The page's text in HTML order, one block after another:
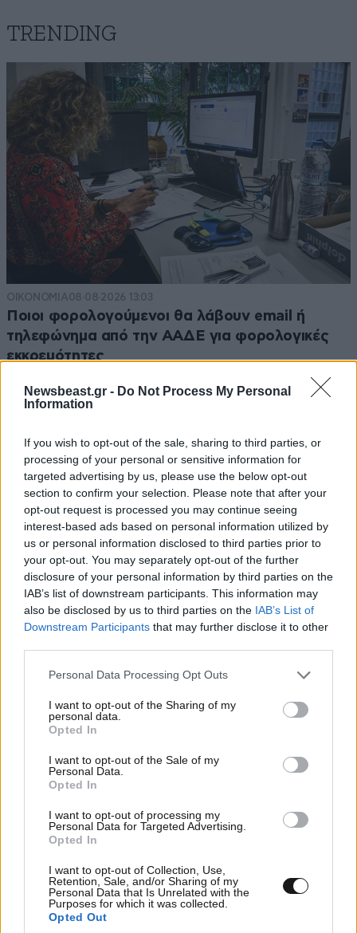
Newsbeast.gr - Do Not Process My Personal
Information
If you wish to opt-out of the sale, sharing to third parties, or
processing of your personal or sensitive information for
targeted advertising by us, please use the below opt-out
section to confirm your selection. Please note that after your
opt-out request is processed you may continue seeing
interest-based ads based on personal information utilized by
us or personal information disclosed to third parties prior to
your opt-out. You may separately opt-out of the further
disclosure of your personal information by third parties on the
IAB’s list of downstream participants. This information may
also be disclosed by us to third parties on the IAB’s List of
Downstream Participants that may further disclose it to other
Please note that this website/app uses one or more Google
not limited to your visit or usage behaviour. You may click to
grant or deny consent to Google and its third-party tags to
use your data for below specified purposes in below Google
consent section.
Personal Data Processing Opt Outs
I want to opt-out of the Sharing of my
personal data.
Opted In
I want to opt-out of the Sale of my
Personal Data.
Opted In
I want to opt-out of processing my
Personal Data for Targeted Advertising.
Opted In
I want to opt-out of Collection, Use,
Retention, Sale, and/or Sharing of my
Personal Data that Is Unrelated with the
Purposes for which it was collected.
Opted Out
TRENDING
ΟΙΚΟΝΟΜΙΑ08·08·2026 13:03
Ποιοι φορολογούμενοι θα λάβουν email ή
τηλεφώνημα από την ΑΑΔΕ για φορολογικές
εκκρεμότητες